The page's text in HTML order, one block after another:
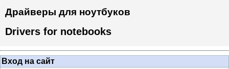
Драйверы для ноутбуков
Drivers for notebooks
Вход на сайт